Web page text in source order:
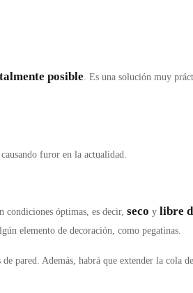
posible . Es una solución muy
furor en la actualidad.
condiciones óptimas, es decir, seco y libre
elemento de decoración, como pegatinas.
de pared. Además, habrá que extender la cola